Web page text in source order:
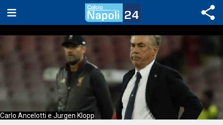
Carlo Ancelotti e Jurgen Klopp